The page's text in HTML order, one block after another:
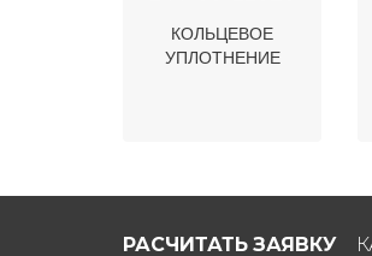
КОЛЬЦЕВОЕ
УПЛОТНЕНИЕ
РАСЧИТАТЬ ЗАЯВКУ